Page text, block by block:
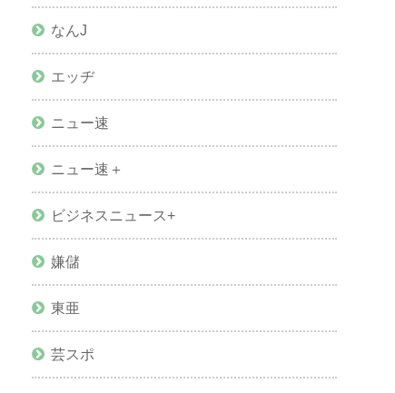
なんJ
エッヂ
ニュー速
ニュー速＋
ビジネスニュース+
嫌儲
東亜
芸スポ